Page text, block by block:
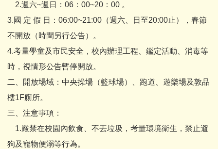
2.週六~週日：06：00~20：00 。
3.國 定 假 日：06:00~21:00（週六、日至20:00止），春節
不開放（時間另行公告）。
4.考量學童及市民安全，校內辦理工程、鑑定活動、消毒等
時，視情形公告暫停開放。
二、開放場域：中央操場（籃球場）、跑道、遊樂場及敦品
樓1F廁所。
三、注意事項：
1.嚴禁在校園內飲食、不丟垃圾，考量環境衛生，禁止遛
狗及寵物便溺等行為。